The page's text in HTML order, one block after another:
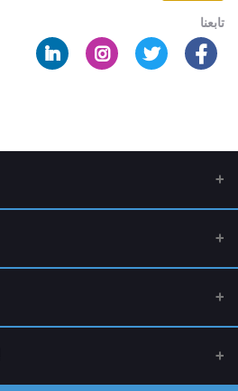
تابعنا
عنوان
هاتف
تسجيل الدخول
تاريخ الطلب